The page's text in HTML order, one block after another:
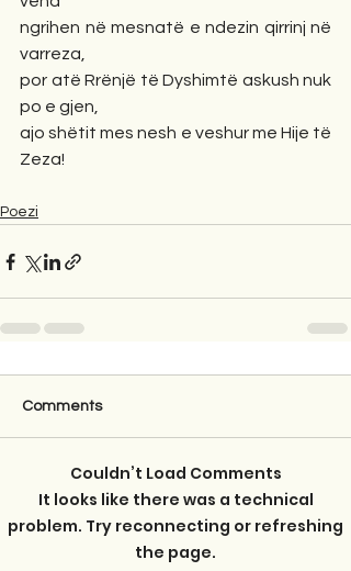
ngrihen në mesnatë e ndezin qirrinj në
varreza,
por atë Rrënjë të Dyshimtë askush nuk
po e gjen,
ajo shëtit mes nesh e veshur me Hije të
Zeza!
Poezi
Comments
Couldn’t Load Comments
It looks like there was a technical
problem. Try reconnecting or refreshing
the page.